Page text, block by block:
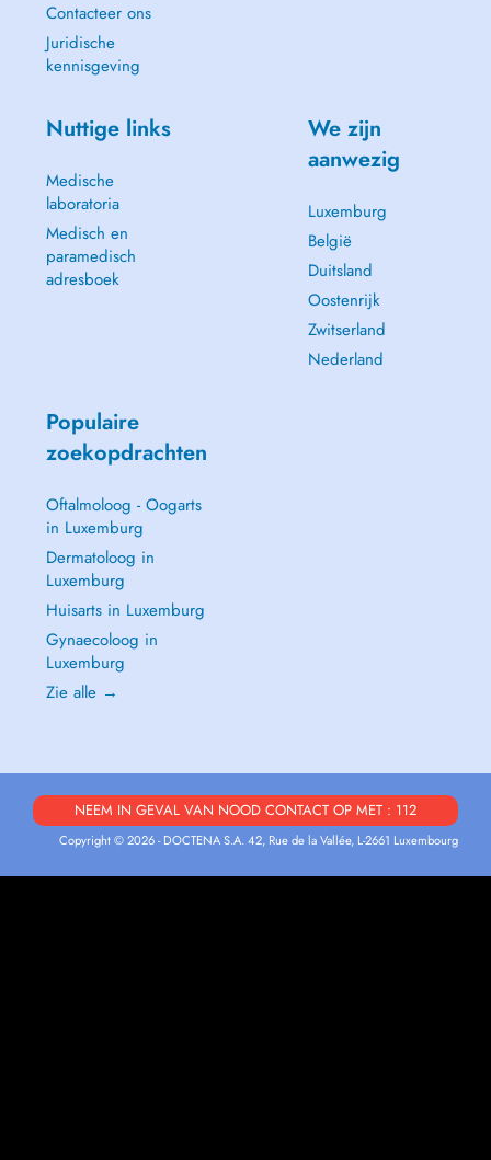
Contacteer ons
Juridische
kennisgeving
Nuttige links
Medische
laboratoria
Medisch en
paramedisch
adresboek
We zijn
aanwezig
Luxemburg
België
Duitsland
Oostenrijk
Zwitserland
Nederland
Populaire
zoekopdrachten
Oftalmoloog - Oogarts
in Luxemburg
Dermatoloog in
Luxemburg
Huisarts in Luxemburg
Gynaecoloog in
Luxemburg
Zie alle →
NEEM IN GEVAL VAN NOOD CONTACT OP MET : 112
Copyright © 2026 - DOCTENA S.A. 42, Rue de la Vallée, L-2661 Luxembourg